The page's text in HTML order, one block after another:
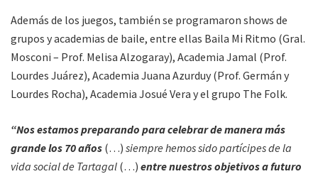
Además de los juegos, también se programaron shows de
grupos y academias de baile, entre ellas Baila Mi Ritmo (Gral.
Mosconi – Prof. Melisa Alzogaray), Academia Jamal (Prof.
Lourdes Juárez), Academia Juana Azurduy (Prof. Germán y
Lourdes Rocha), Academia Josué Vera y el grupo The Folk.
“Nos estamos preparando para celebrar de manera más
grande los 70 años (…) siempre hemos sido partícipes de la
vida social de Tartagal (…) entre nuestros objetivos a futuro